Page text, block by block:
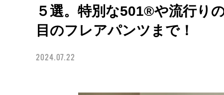
５選。特別な501®︎や流行り
目のフレアパンツまで！
2024.07.22